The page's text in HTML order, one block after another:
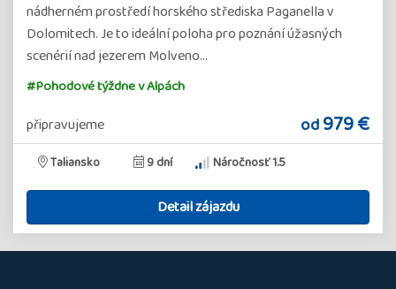
nádherném prostředí horského střediska Paganella v
Dolomitech. Je to ideální poloha pro poznání úžasných
scenérií nad jezerem Molveno…
#Pohodové týždne v Alpách
připravujeme od979 €
Taliansko 9 dní Náročnosť 1.5
Detail zájazdu